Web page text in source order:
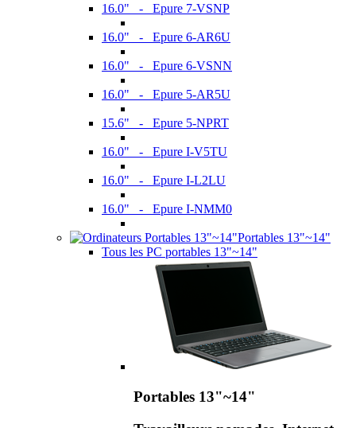
16.0" - Epure 7-VSNP
16.0" - Epure 6-AR6U
16.0" - Epure 6-VSNN
16.0" - Epure 5-AR5U
15.6" - Epure 5-NPRT
16.0" - Epure I-V5TU
16.0" - Epure I-L2LU
16.0" - Epure I-NMM0
Portables 13"~14"
Tous les PC portables 13"~14"
Portables 13"~14"